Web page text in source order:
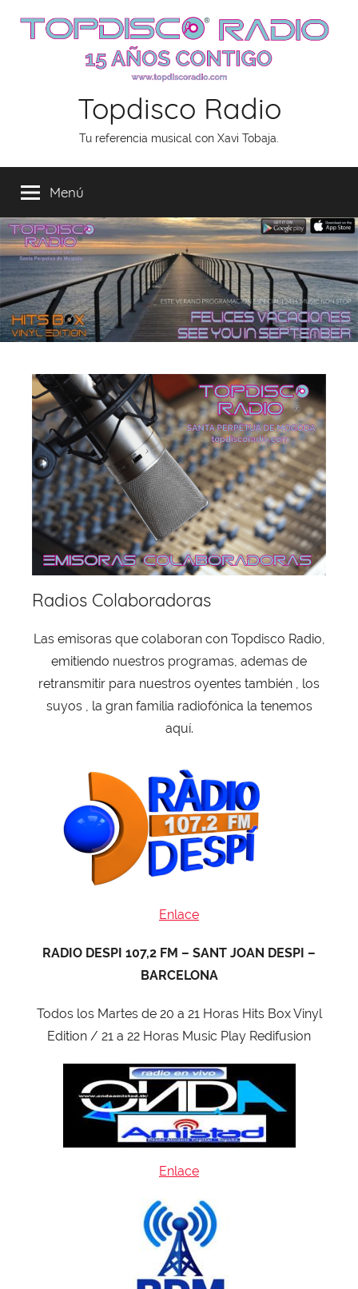
Topdisco Radio
Tu referencia musical con Xavi Tobaja.
Menú
Radios Colaboradoras
Las emisoras que colaboran con Topdisco Radio,
emitiendo nuestros programas, ademas de
retransmitir para nuestros oyentes también , los
suyos , la gran familia radiofónica la tenemos
aquí.
Enlace
RADIO DESPI 107,2 FM – SANT JOAN DESPI –
BARCELONA
Todos los Martes de 20 a 21 Horas Hits Box Vinyl
Edition / 21 a 22 Horas Music Play Redifusion
Enlace